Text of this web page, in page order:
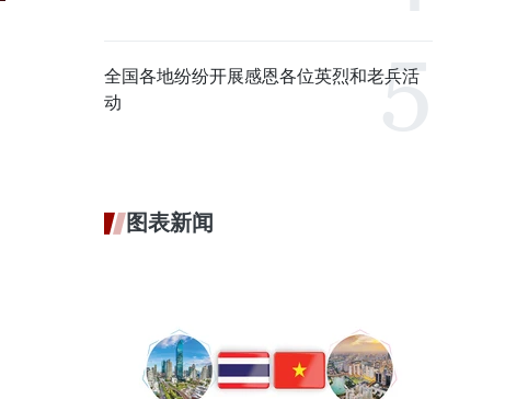
全国各地纷纷开展感恩各位英烈和老兵活
动
图表新闻